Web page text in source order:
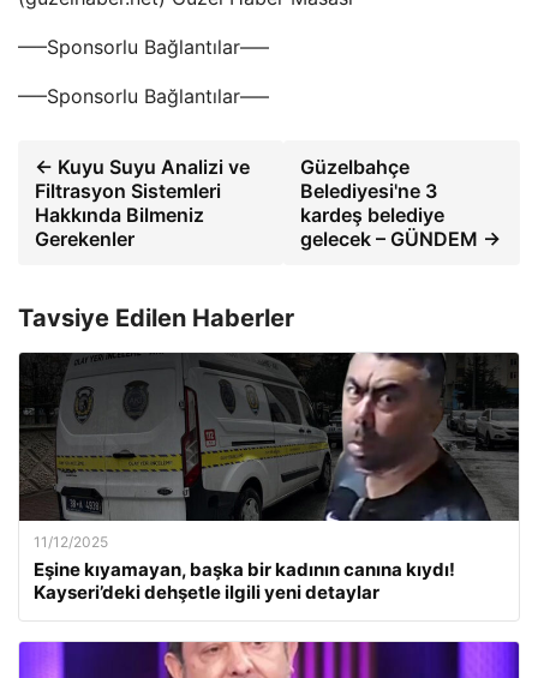
—–Sponsorlu Bağlantılar—–
—–Sponsorlu Bağlantılar—–
← Kuyu Suyu Analizi ve
Filtrasyon Sistemleri
Hakkında Bilmeniz
Gerekenler
Güzelbahçe
Belediyesi'ne 3
kardeş belediye
gelecek – GÜNDEM →
Tavsiye Edilen Haberler
11/12/2025
Eşine kıyamayan, başka bir kadının canına kıydı!
Kayseri’deki dehşetle ilgili yeni detaylar